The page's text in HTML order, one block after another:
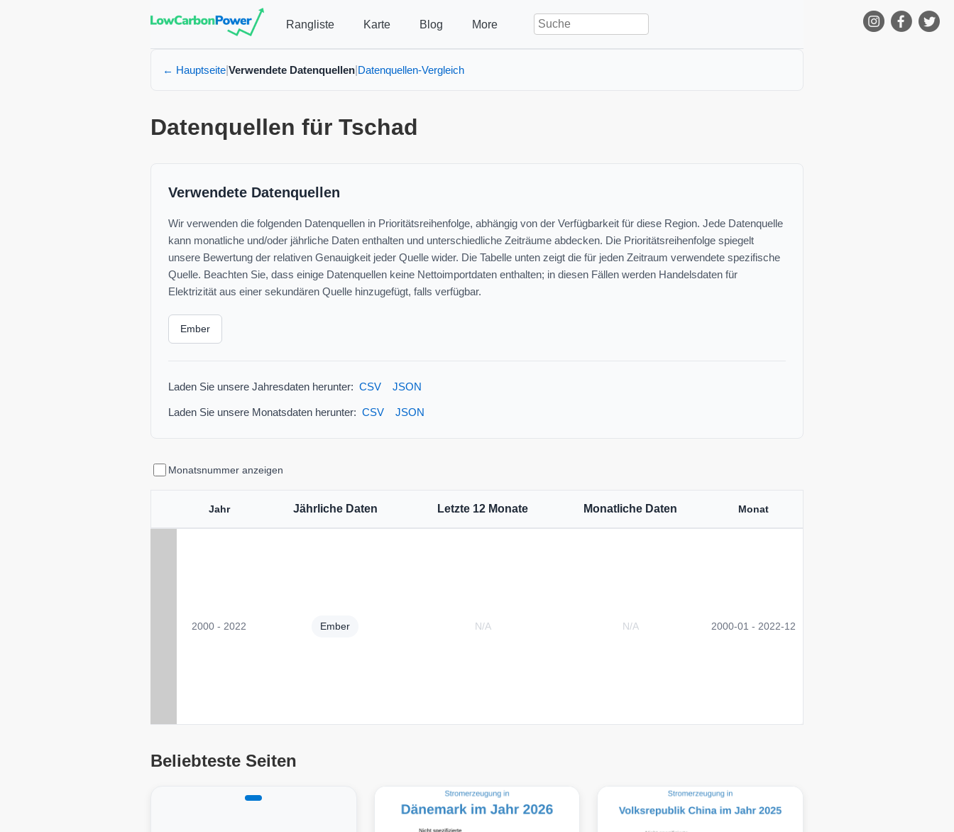
Rangliste Karte Blog More
← Hauptseite Verwendete Datenquellen Datenquellen-Vergleich
Datenquellen für Tschad
Verwendete Datenquellen
Wir verwenden die folgenden Datenquellen in Prioritätsreihenfolge, abhängig von der Verfügbarkeit für diese Region. Jede Datenquelle
kann monatliche und/oder jährliche Daten enthalten und unterschiedliche Zeiträume abdecken. Die Prioritätsreihenfolge spiegelt
unsere Bewertung der relativen Genauigkeit jeder Quelle wider. Die Tabelle unten zeigt die für jeden Zeitraum verwendete spezifische
Quelle. Beachten Sie, dass einige Datenquellen keine Nettoimportdaten enthalten; in diesen Fällen werden Handelsdaten für
Elektrizität aus einer sekundären Quelle hinzugefügt, falls verfügbar.
Ember
Laden Sie unsere Jahresdaten herunter: CSV JSON
Laden Sie unsere Monatsdaten herunter: CSV JSON
Monatsnummer anzeigen
Jahr Jährliche Daten Letzte 12 Monate Monatliche Daten Monat
2000 - 2022 Ember N/A N/A 2000-01 - 2022-12
Beliebteste Seiten